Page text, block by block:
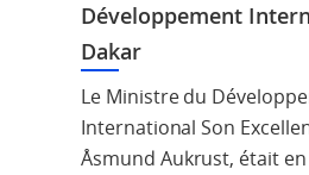
Développement
Dakar
Le Ministre du
International Son
Åsmund Aukrust, était